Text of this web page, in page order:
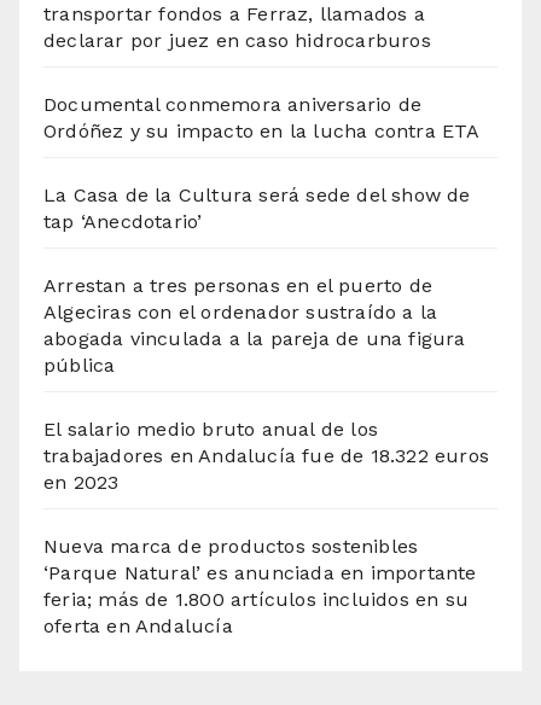
transportar fondos a Ferraz, llamados a
declarar por juez en caso hidrocarburos
Documental conmemora aniversario de
Ordóñez y su impacto en la lucha contra ETA
La Casa de la Cultura será sede del show de
tap ‘Anecdotario’
Arrestan a tres personas en el puerto de
Algeciras con el ordenador sustraído a la
abogada vinculada a la pareja de una figura
pública
El salario medio bruto anual de los
trabajadores en Andalucía fue de 18.322 euros
en 2023
Nueva marca de productos sostenibles
‘Parque Natural’ es anunciada en importante
feria; más de 1.800 artículos incluidos en su
oferta en Andalucía